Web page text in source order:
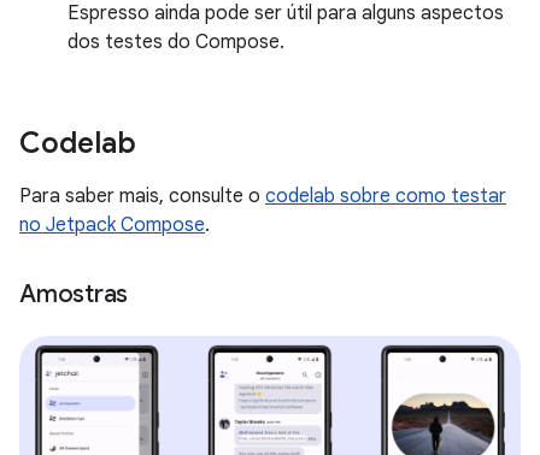
Espresso ainda pode ser útil para alguns aspectos
dos testes do Compose.
Codelab
Para saber mais, consulte o codelab sobre como testar
no Jetpack Compose.
Amostras